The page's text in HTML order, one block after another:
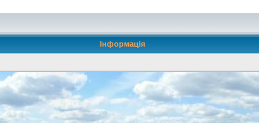
Інформація